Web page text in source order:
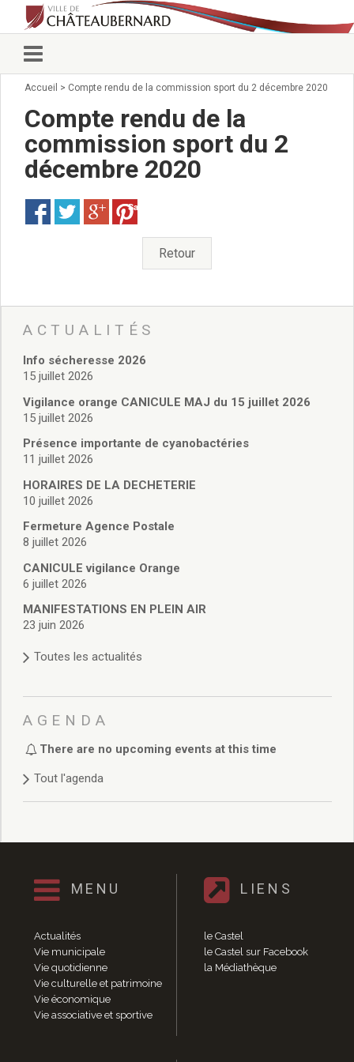
Vie municipale
Conseillers municipaux
Commissions 2026
Prendre rendez-vous
Services municipaux
Organigramme
Pour venir nous voir
État civil/élections/formalités
Affaires Scolaires
Vie associative
Police Municipale/règlementation
Services en ligne
Inscriptions sur les listes électorales
Plan Local d’Urbanisme intercommunal
Actes d’état civil
Budgets
Budget de Fonctionnement
Budget d’Investissement
Conseils municipaux
Règlement du conseil municipal
Déliberations 2026
Délibérations 2024
Délibérations 2022
Délibérations 2021
Délibérations 2019
Délibérations 2018
Délibérations 2012
Délibérations 2009
Délibérations 2008
Agenda réunions publiques
Marchés publics
Toutes les actualités
Accueil > Compte rendu de la commission sport du 2 décembre 2020
Compte rendu de la
commission sport du 2
décembre 2020
Save
Retour
ACTUALITÉS
Info sécheresse 2026
15 juillet 2026
Vigilance orange CANICULE MAJ du 15 juillet 2026
15 juillet 2026
Présence importante de cyanobactéries
11 juillet 2026
HORAIRES DE LA DECHETERIE
10 juillet 2026
Fermeture Agence Postale
8 juillet 2026
CANICULE vigilance Orange
6 juillet 2026
MANIFESTATIONS EN PLEIN AIR
23 juin 2026
Toutes les actualités
AGENDA
There are no upcoming events at this time
Tout l'agenda
MENU
Actualités
Vie municipale
Vie quotidienne
Vie culturelle et patrimoine
Vie économique
Vie associative et sportive
LIENS
le Castel
le Castel sur Facebook
la Médiathèque